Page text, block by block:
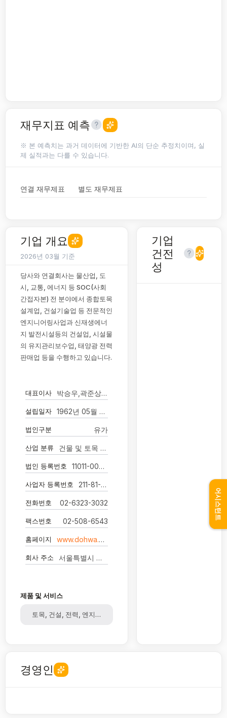
재무지표 예측
※ 본 예측치는 과거 데이터에 기반한 AI의 단순 추정치이며, 실
제 실적과는 다를 수 있습니다.
연결 재무제표 별도 재무제표
기업 개요
2026년 03월 기준
당사와 연결회사는 물산업, 도
시, 교통, 에너지 등 SOC(사회
간접자본) 전 분야에서 종합토목
설계업, 건설기술업 등 전문적인
엔지니어링사업과 신재생에너
지 발전시설등의 건설업, 시설물
의 유지관리보수업, 태양광 전력
판매업 등을 수행하고 있습니다.
대표이사 박승우,곽준상,손영일,김덕구
설립일자 1962년 05월 05일
법인구분 유가
산업 분류 건물 및 토목 엔지니어링 서비스업
법인 등록번호 11011-0037740
사업자 등록번호 211-81-08009
전화번호 02-6323-3032
팩스번호 02-508-6543
홈페이지 www.dohwa.co.kr
회사 주소 서울특별시 강남구 삼성로 438 도화타워
제품 및 서비스
토목, 건설, 전력, 엔지니어링
기업
건전
성
경영인
어시스턴트